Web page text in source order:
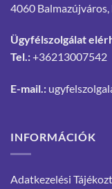
4060 Balmazújváros,
Ügyfélszolgálat
Tel.:+36213007542
E-mail.:
INFORMÁCIÓK
Adatkezelési